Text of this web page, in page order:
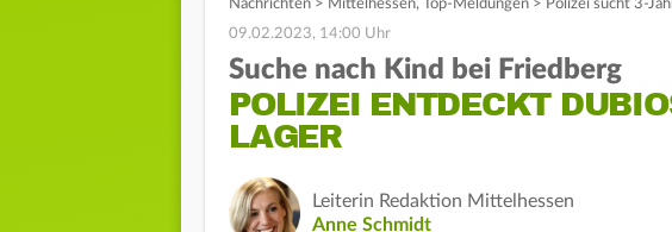
Nachrichten > Mittelhessen, Top-Meldungen > Polizei sucht 3-
09.02.2023, 14:00 Uhr
Suche nach Kind bei Friedberg
POLIZEI ENTDECKT
LAGER
Leiterin Redaktion Mittelhessen
Anne Schmidt